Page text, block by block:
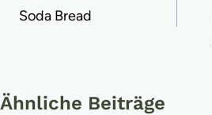
Soda Bread
Ähnliche Beiträge